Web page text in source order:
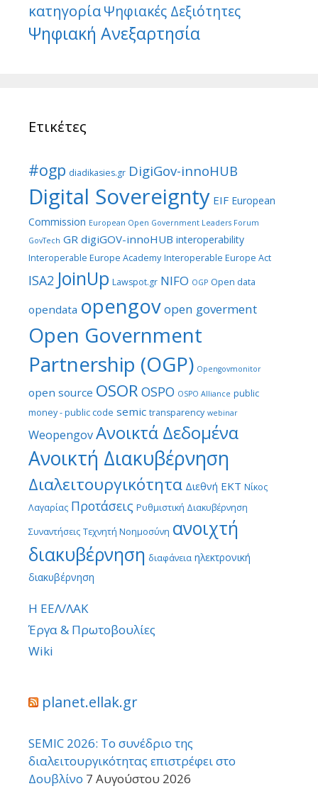
κατηγορίαΨηφιακές Δεξιότητες
Ψηφιακή Ανεξαρτησία
Ετικέτες
#ogp diadikasies.gr DigiGov-innoHUB
Digital Sovereignty EIF European
Commission European Open Government Leaders Forum
GovTech GR digiGOV-innoHUB interoperability
Interoperable Europe Academy Interoperable Europe Act
ISA2 JoinUp Lawspot.gr NIFO OGP Open data
opendata opengovopen goverment
Open Government
Partnership (OGP) Opengovmonitor
open source OSOR OSPO OSPO Alliance public
money - public code semic transparency webinar
WeopengovΑνοικτά Δεδομένα
Ανοικτή Διακυβέρνηση
Διαλειτουργικότητα Διεθνή ΕΚΤ Νίκος
Λαγαρίας Προτάσεις Ρυθμιστική Διακυβέρνηση
Συναντήσεις Τεχνητή Νοημοσύνη ανοιχτή
διακυβέρνηση διαφάνεια ηλεκτρονική
διακυβέρνηση
Η ΕΕΛ/ΛΑΚ
Έργα & Πρωτοβουλίες
Wiki
planet.ellak.gr
SEMIC 2026: Το συνέδριο της
διαλειτουργικότητας επιστρέφει στο
Δουβλίνο 7 Αυγούστου 2026